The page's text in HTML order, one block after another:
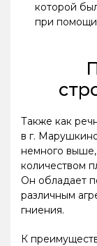
которой
при помощи
Также как
в г.
немного
количеством
Он обладает
различным
гниения.
К